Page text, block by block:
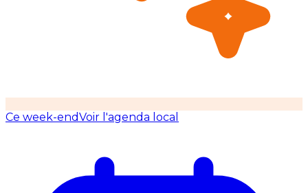
Ce week-endVoir l'agenda local